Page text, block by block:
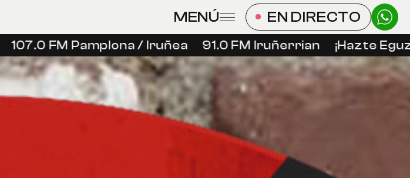
MENÚ EN DIRECTO
107.0 FM Pamplona / Iruñea 91.0 FM Iruñerrian ¡Hazte